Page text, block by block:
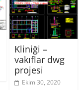
Kliniği –
vakıflar dwg
projesi
Ekim 30, 2020